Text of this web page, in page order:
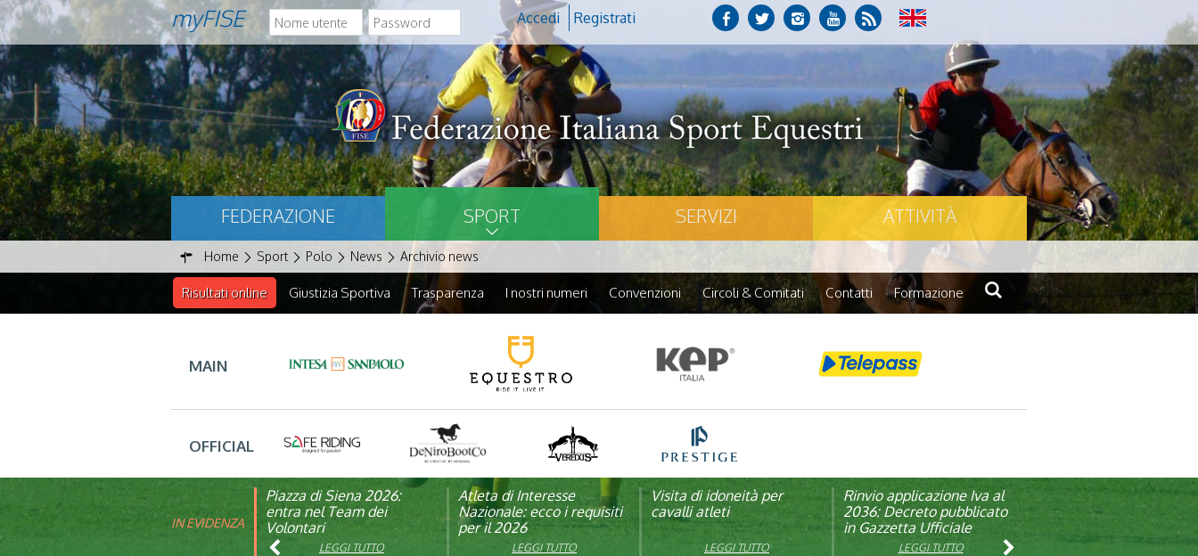
myFISE Accedi Registrati
FEDERAZIONE SPORT SERVIZI ATTIVITÀ
Home Sport Polo News Archivio news
Risultati online Giustizia Sportiva Trasparenza I nostri numeri Convenzioni Circoli & Comitati Contatti Formazione
MAIN
OFFICIAL
IN EVIDENZA
Piazza di Siena 2026:
entra nel Team dei
Volontari
LEGGI TUTTO
Atleta di Interesse
Nazionale: ecco i requisiti
per il 2026
LEGGI TUTTO
Visita di idoneità per
cavalli atleti
LEGGI TUTTO
Rinvio applicazione Iva al
2036: Decreto pubblicato
in Gazzetta Ufficiale
LEGGI TUTTO
FISE: aperta la Campagna
affiliazione 2026
LEGGI TUTTO
Natale con la FISE: al via
la nona edizione
dell’iniziativa solidale della
Federazione Italiana Sport
LEGGI TUTTO
Studente Atleta di alto
livello: pubblicato il bando
per l’anno scolastico
2025/2026LEGGI TUTTO
Visita veterinaria annuale
LEGGI TUTTO